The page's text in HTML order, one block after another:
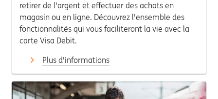
retirer de l'argent et effectuer des achats en
magasin ou en ligne. Découvrez l'ensemble des
fonctionnalités qui vous faciliteront la vie avec la
carte Visa Debit.
Plus d'informations